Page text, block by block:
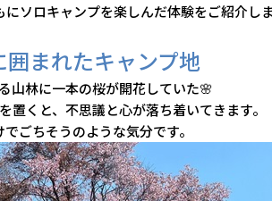
ソロキャンプを楽しんだ体験をご紹介し
囲まれたキャンプ地
山林に一本の桜が開花していた🌸
置くと、不思議と心が落ち着いてきます。
ごちそうのような気分です。